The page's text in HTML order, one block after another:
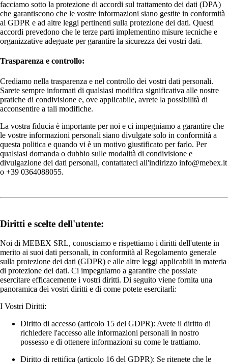
facciamo sotto la protezione di accordi sul trattamento dei dati (DPA)
che garantiscono che le vostre informazioni siano gestite in conformità
al GDPR e ad altre leggi pertinenti sulla protezione dei dati. Questi
accordi prevedono che le terze parti implementino misure tecniche e
organizzative adeguate per garantire la sicurezza dei vostri dati.
Trasparenza e controllo:
Crediamo nella trasparenza e nel controllo dei vostri dati personali.
Sarete sempre informati di qualsiasi modifica significativa alle nostre
pratiche di condivisione e, ove applicabile, avrete la possibilità di
acconsentire a tali modifiche.
La vostra fiducia è importante per noi e ci impegniamo a garantire che
le vostre informazioni personali siano divulgate solo in conformità a
questa politica e quando vi è un motivo giustificato per farlo. Per
qualsiasi domanda o dubbio sulle modalità di condivisione e
divulgazione dei dati personali, contattateci all'indirizzo info@mebex.it
o +39 0364088055.
Diritti e scelte dell'utente:
Noi di MEBEX SRL, conosciamo e rispettiamo i diritti dell'utente in
merito ai suoi dati personali, in conformità al Regolamento generale
sulla protezione dei dati (GDPR) e alle altre leggi applicabili in materia
di protezione dei dati. Ci impegniamo a garantire che possiate
esercitare efficacemente i vostri diritti. Di seguito viene fornita una
panoramica dei vostri diritti e di come potete esercitarli:
I Vostri Diritti:
Diritto di accesso (articolo 15 del GDPR): Avete il diritto di
richiedere l'accesso alle informazioni personali in nostro
possesso e di ottenere informazioni su come le trattiamo.
Diritto di rettifica (articolo 16 del GDPR): Se ritenete che le